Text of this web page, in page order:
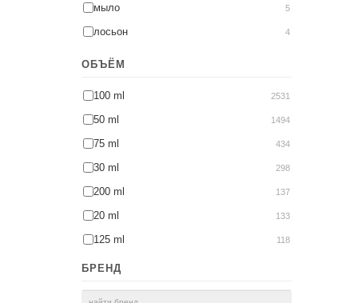
мыло 5
лосьон 4
ОБЪЁМ
100 ml 2531
50 ml 1494
75 ml 434
30 ml 298
200 ml 137
20 ml 133
125 ml 118
50 ml tester
60 ml
БРЕНД